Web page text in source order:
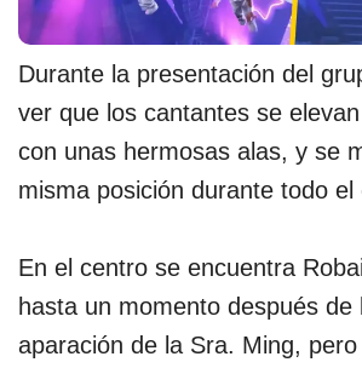
Durante la presentación del
ver que los cantantes se
con unas hermosas alas, y se
misma posición durante todo el
En el centro se encuentra
hasta un momento después de
aparación de la Sra. Ming,